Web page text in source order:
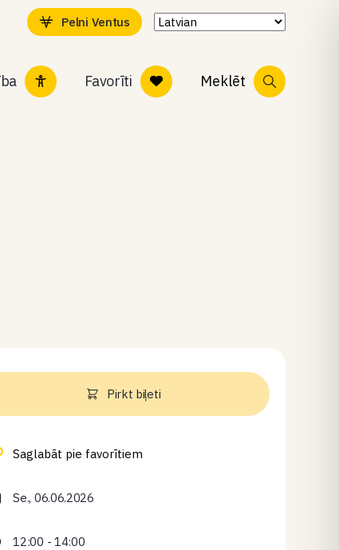
Pelni Ventus
Favorīti Meklēt
Pirkt biļeti
Saglabāt pie favorītiem
Se., 06.06.2026
12:00 - 14:00